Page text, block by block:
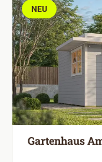
NEU
Gartenhaus